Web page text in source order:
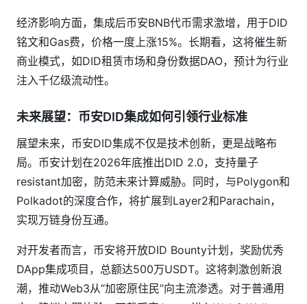
经济影响方面，集成后币安BNB代币需求激增，用于DID
铭文和Gas费，价格一度上涨15%。长期看，这将催生新
商业模式，如DID租赁市场和身份数据DAO，预计为行业
注入千亿级流动性。
未来展望：币安DID集成如何引领行业标准
展望未来，币安DID集成不仅是技术创新，更是战略布
局。币安计划在2026年底推出DID 2.0，支持量子
resistant加密，防范未来计算威胁。同时，与Polygon和
Polkadot的深度合作，将扩展到Layer2和Parachain，
实现万链身份互通。
对开发者而言，币安将开放DID Bounty计划，奖励优秀
DApp集成项目，总额达500万USDT。这将刺激创新浪
潮，推动Web3从“加密原住民”向主流渗透。对于普通用